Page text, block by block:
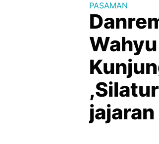
PASAMAN
jajaran